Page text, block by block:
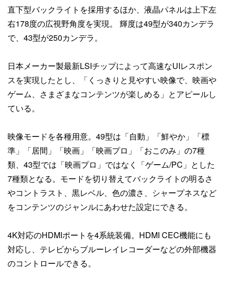
直下型バックライトを採用するほか、液晶パネルは上下左
右178度の広視野角度を実現。 輝度は49型が340カンデラ
で、43型が250カンデラ。
日本メーカー製最新LSIチップによって高速なUIレスポン
スを実現したとし、「くっきりと見やすい映像で、映画や
ゲーム、さまざまなコンテンツが楽しめる」とアピールし
ている。
映像モードを各種用意。49型は「自動」「鮮やか」「標
準」「居間」「映画」「映画プロ」「おこのみ」の7種
類、43型では「映画プロ」ではなく「ゲーム/PC」とした
7種類となる。モードを切り替えてバックライトの明るさ
やコントラスト、黒レベル、色の濃さ、シャープネスなど
をコンテンツのジャンルにあわせた設定にできる。
4K対応のHDMIポートを4系統装備。HDMI CEC機能にも
対応し、テレビからブルーレイレコーダーなどの外部機器
のコントロールできる。